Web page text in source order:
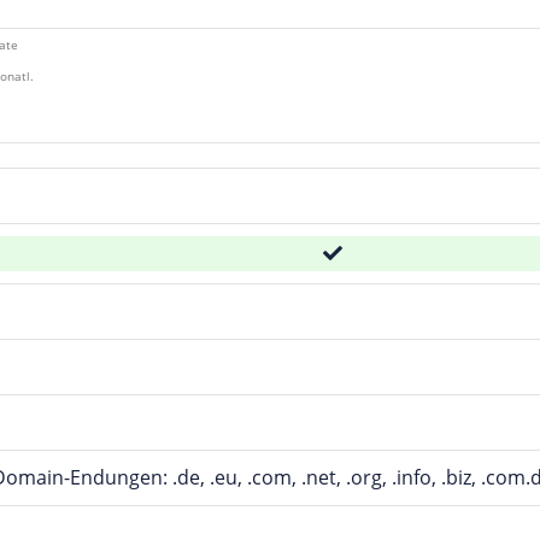
Endungen: .de, .eu, .com, .net, .org, .info, .biz,